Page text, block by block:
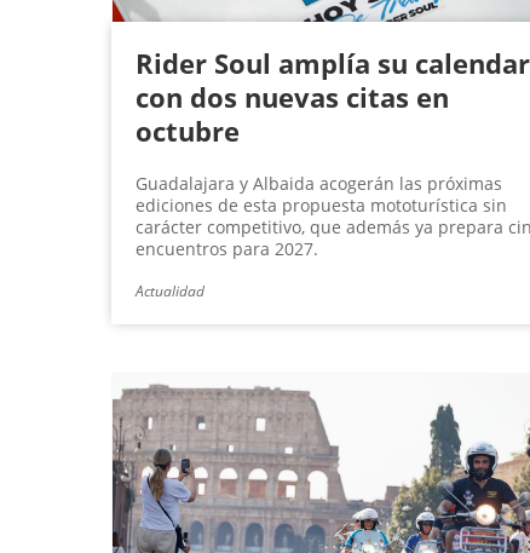
Rider Soul amplía su
con dos nuevas citas en
octubre
Guadalajara y Albaida acogerán las próximas
ediciones de esta propuesta mototurística sin
carácter competitivo, que además ya prepara
encuentros para 2027.
Actualidad